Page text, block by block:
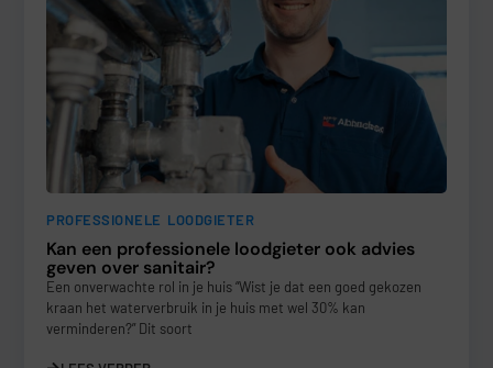
PROFESSIONELE LOODGIETER
Kan een professionele loodgieter ook advies
geven over sanitair?
Een onverwachte rol in je huis “Wist je dat een goed gekozen
kraan het waterverbruik in je huis met wel 30% kan
verminderen?” Dit soort